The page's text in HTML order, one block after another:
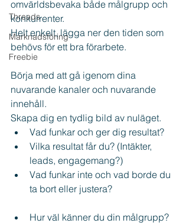
Threads
Marknadsföring
Freebie
omvärldsbevaka både målgrupp och
konkurrenter.
Helt enkelt, lägga ner den tiden som
behövs för ett bra förarbete.
Börja med att gå igenom dina
nuvarande kanaler och nuvarande
innehåll.
Skapa dig en tydlig bild av nuläget.
Vad funkar och ger dig resultat?
Vilka resultat får du? (Intäkter,
leads, engagemang?)
Vad funkar inte och vad borde du
ta bort eller justera?
Hur väl känner du din målgrupp?